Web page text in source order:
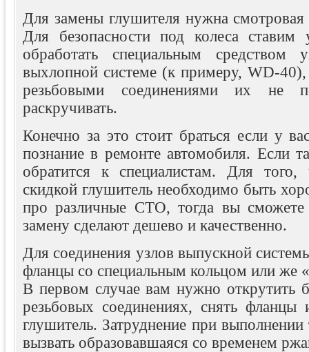
Для замены глушителя нужна
Для безопасности под колеса
обработать специальным средством
выхлопной системе (к примеру, WD-
резьбовыми соединениями их не
раскручивать.
Конечно за это стоит браться если у
познание в ремонте автомобиля. Если
обратится к специалистам. Для
скидкой глушитель необходимо быть
про различные СТО, тогда вы сможете
замену сделают дешево и качественно.
Для соединения узлов выпускной
фланцы со специальным кольцом или же
В первом случае вам нужно открутить
резьбовых соединениях, снять фланцы
глушитель. Затруднение при
вызвать образовавшаяся со временем